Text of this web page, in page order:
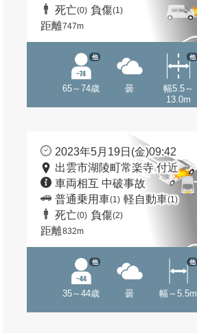
死亡(0) 負傷(1)
距離747m
65～74歳
他
曇
幅5.5～
13.0m
他
2023年5月19日(金)09:42
出雲市湖陵町常楽寺 付近
車両相互 中破事故
普通乗用車(1) 軽自動車(1)
死亡(0) 負傷(2)
距離832m
35～44歳
他
曇 幅～5.5m
他